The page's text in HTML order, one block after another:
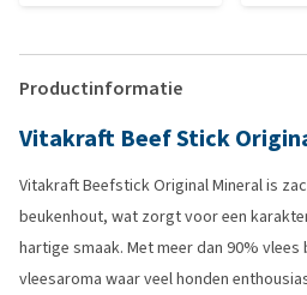
Productinformatie
Vitakraft Beef Stick
Vitakraft Beefstick Original Mineral is
beukenhout, wat zorgt voor een
hartige smaak. Met meer dan 90%
vleesaroma waar veel honden